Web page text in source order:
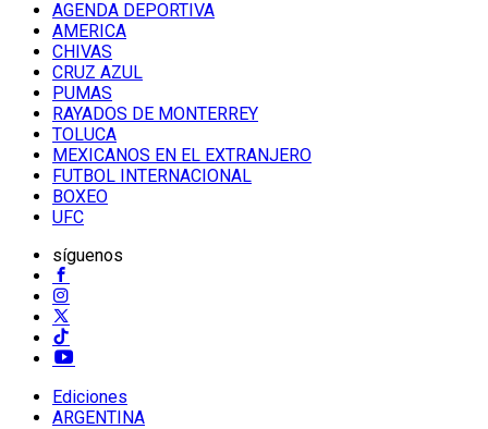
AGENDA DEPORTIVA
AMERICA
CHIVAS
CRUZ AZUL
PUMAS
RAYADOS DE MONTERREY
TOLUCA
MEXICANOS EN EL EXTRANJERO
FUTBOL INTERNACIONAL
BOXEO
UFC
síguenos
Ediciones
ARGENTINA